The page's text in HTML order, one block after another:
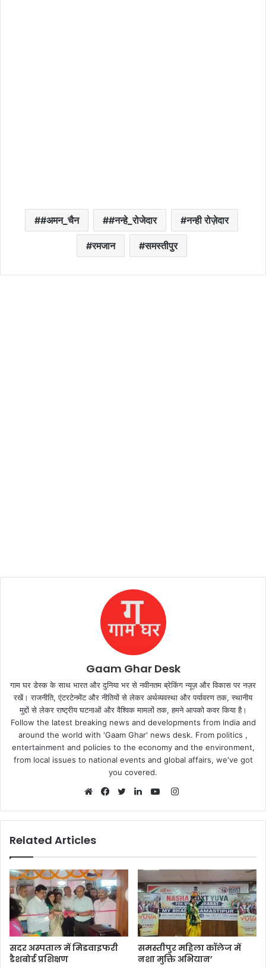
#अमन_चैन #नन्हे_रोजेदार नन्ही रोज़ेदार
रमजान समस्तीपुर
Gaam Ghar Desk
गाम घर डेस्क के साथ भारत और दुनिया भर से नवीनतम ब्रेकिंग न्यूज़ और विकास पर नज़र
रखें। राजनीति, एंटरटेनमेंट और नीतियों से लेकर अर्थव्यवस्था और पर्यावरण तक, स्थानीय
मुद्दों से लेकर राष्ट्रीय घटनाओं और वैश्विक मामलों तक, हमने आपको कवर किया है।
Follow the latest breaking news and developments from India and
around the world with 'Gaam Ghar' news desk. From politics ,
entertainment and policies to the economy and the environment,
from local issues to national events and global affairs, we've got
you covered.
Instagram
Related Articles
सदर अस्पताल में मिडवाइफरी
डैशबोर्ड प्रशिक्षण
समस्तीपुर महिला कॉलेज में
नशा मुक्ति अभियान’